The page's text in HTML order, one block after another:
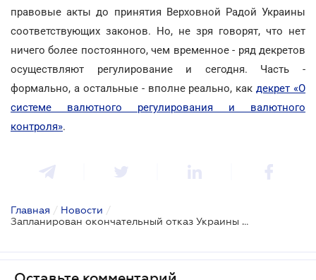
правовые акты до принятия Верховной Радой Украины
соответствующих законов. Но, не зря говорят, что нет
ничего более постоянного, чем временное - ряд декретов
осуществляют регулирование и сегодня. Часть -
формально, а остальные - вполне реально, какдекрет «О
системе валютного регулирования и валютного
контроля».
Главная / Новости /
Запланирован окончательный отказ Украины от советского законодательства